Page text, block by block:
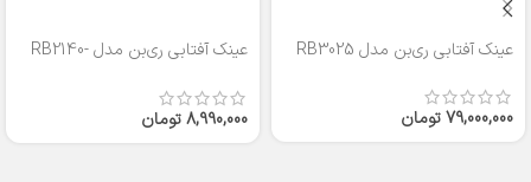
عینک آفتابی ری‌بن مدل RB3025
79,000,000تومان
عینک آفتابی ری‌بن مدل RB2140-
8,990,000تومان